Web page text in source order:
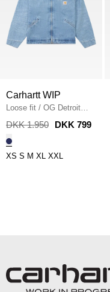
Carhartt WIP
Loose fit / OG Detroit
Jakke / BLUE
DKK 1.950 DKK 799
XS S M XL XXL